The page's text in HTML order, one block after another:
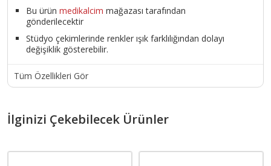
Bu ürün medikalcim mağazası tarafından
gönderilecektir
Stüdyo çekimlerinde renkler ışık farklılığından dolayı
değişiklik gösterebilir.
Tüm Özellikleri Gör
İlginizi Çekebilecek Ürünler